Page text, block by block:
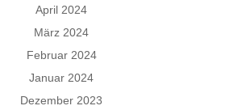
April 2024
März 2024
Februar 2024
Januar 2024
Dezember 2023